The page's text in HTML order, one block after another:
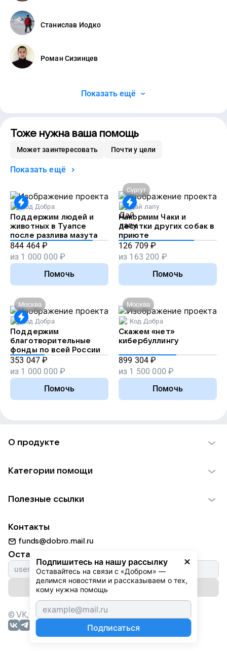
Станислав Иодко
Роман Сизинцев
Показать ещё
Тоже нужна ваша помощь
Может заинтересовать Почти у цели
Показать ещё
Код Добра
Поддержим людей и
животных в Туапсе
после разлива мазута
844 464 ₽
из 1 000 000 ₽
Помочь
Сургут
Дай лапу
Накормим Чаки и
десятки других собак в
приюте
126 709 ₽
из 163 200 ₽
Помочь
Москва
Код Добра
Поддержим
благотворительные
фонды по всей России
353 047 ₽
из 1 000 000 ₽
Помочь
Москва
Код Добра
Скажем «нет»
кибербуллингу
899 304 ₽
из 1 500 000 ₽
Помочь
Подпишитесь на нашу рассылку
Оставайтесь на связи с «Добром» —
делимся новостями и рассказываем о тех,
кому нужна помощь
Подписаться
О продукте
Использование материалов
Для НКО
Партнерам
Категории помощи
Пожилым
Животным
Природе
Культуре
Фондам
Полезные ссылки
Добрый день
Истории
Автоплатежи
Контакты
funds@dobro.mail.ru
Оставайтесь с нами
Подписаться на рассылку
© VK, 2026г. Все права защищены.